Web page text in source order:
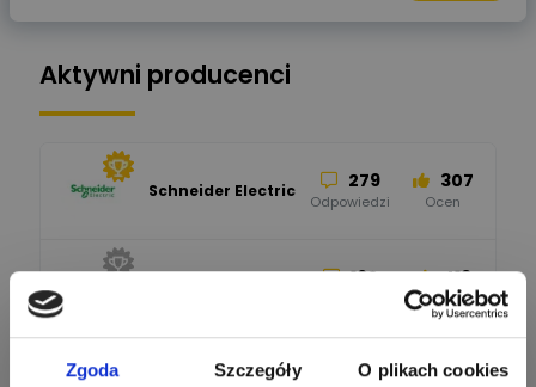
Zgoda Szczegóły O plikach cookies
Aktywni producenci
Schneider Electric 279
Odpowiedzi
307
Ocen
162 419
Ocen
245 206